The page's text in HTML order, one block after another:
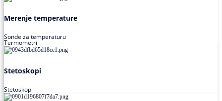
Merenje temperature
Sonde za temperaturu
Termometri
Stetoskopi
Stetoskopi